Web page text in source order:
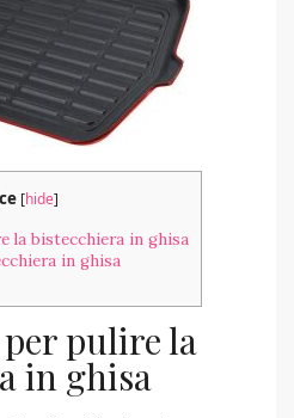
[hide]
la bistecchiera in ghisa
in ghisa
pulire la
in ghisa